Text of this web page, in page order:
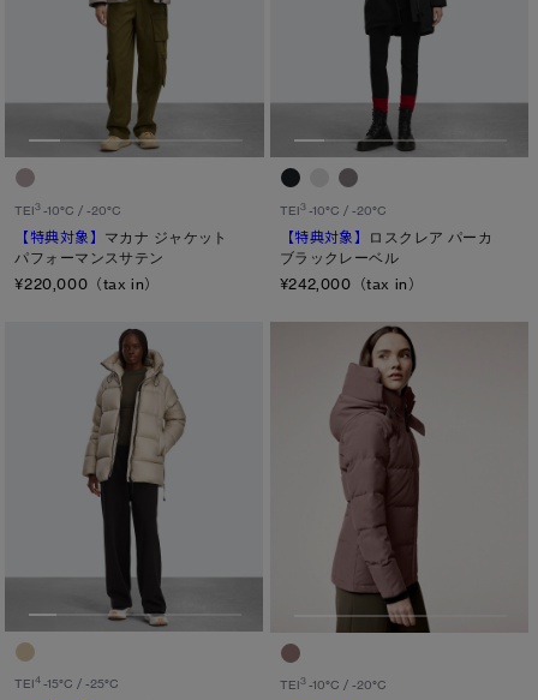
TEI3 -10°C / -20°C
【特典対象】 マカナ ジャケット
パフォーマンスサテン
¥220,000（tax in）
TEI3-10°C / -20°C
【特典対象】
ロスクレア パーカ
ブラックレーベル
¥242,000（tax in）
TEI4 -15°C / -25°C TEI3-10°C / -20°C